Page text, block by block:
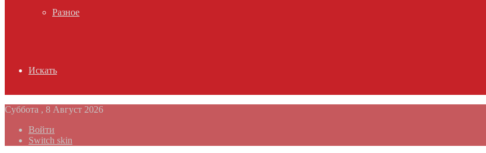
Разное
Искать
Суббота , 8 Август 2026
Войти
Switch skin